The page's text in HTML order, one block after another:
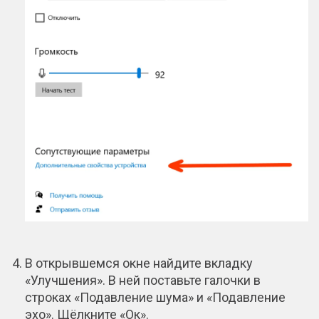
В открывшемся окне найдите вкладку
«Улучшения». В ней поставьте галочки в
строках «Подавление шума» и «Подавление
эхо». Щёлкните «Ок».